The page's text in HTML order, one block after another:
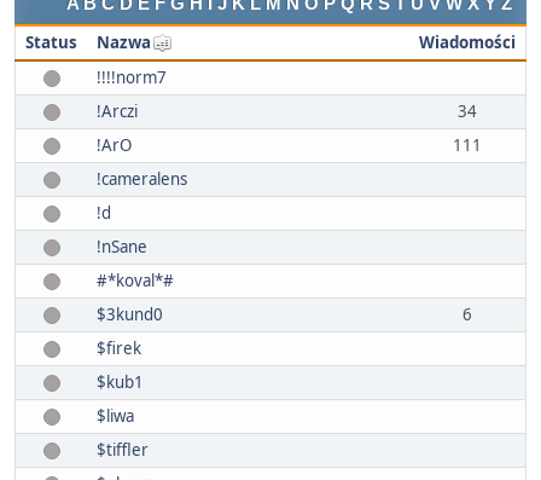
Status Nazwa
Wiadomości
!!!!norm7
!Arczi
34
!ArO
111
!cameralens
!d
!nSane
#*koval*#
$3kund0
6
$firek
$kub1
$liwa
$tiffler